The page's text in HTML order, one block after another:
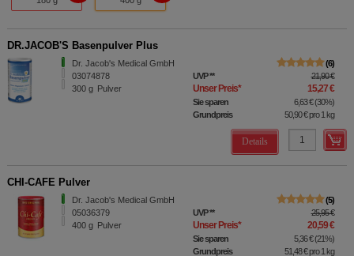
DR.JACOB'S Basenpulver Plus
Dr. Jacob's Medical GmbH
03074878
300 g Pulver
6
UVP** 21,90 €
Unser Preis* 15,27 €
Sie sparen 6,63 €(30%)
Grundpreis
50,90 €pro 1 kg
Details
CHI-CAFE Pulver
Dr. Jacob's Medical GmbH
05036379
400 g Pulver
5
UVP** 25,95 €
Unser Preis* 20,59 €
Sie sparen 5,36 €(21%)
Grundpreis
51,48 €pro 1 kg